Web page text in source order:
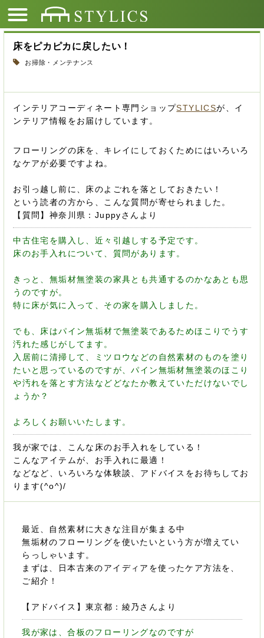
床をピカピカに戻したい！
お掃除・メンテナンス
インテリアコーディネート専門ショップSTYLICSが、イ
ンテリア情報をお届けしています。
フローリングの床を、キレイにしておくためにはいろいろ
なケアが必要ですよね。
お引っ越し前に、床のよごれを落としておきたい！
という読者の方から、こんな質問が寄せられました。
【質問】神奈川県：Juppyさんより
中古住宅を購入し、近々引越しする予定です。
床のお手入れについて、質問があります。
きっと、無垢材無塗装の家具とも共通するのかなあとも思
うのですが。
特に床が気に入って、その家を購入しました。
でも、床はパイン無垢材で無塗装であるためほこりでうす
汚れた感じがしてます。
入居前に清掃して、ミツロウなどの自然素材のものを塗り
たいと思っているのですが、パイン無垢材無塗装のほこり
や汚れを落とす方法などどなたか教えていただけないでし
ょうか？
よろしくお願いいたします。
我が家では、こんな床のお手入れをしている！
こんなアイテムが、お手入れに最適！
などなど、いろいろな体験談、アドバイスをお待ちしてお
ります(^o^)/
最近、自然素材に大きな注目が集まる中
無垢材のフローリングを使いたいという方が増えてい
らっしゃいます。
まずは、日本古来のアイディアを使ったケア方法を、
ご紹介！
【アドバイス】東京都：綾乃さんより
我が家は、合板のフローリングなのですが